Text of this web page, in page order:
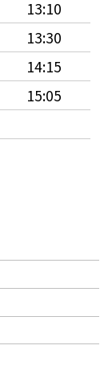
13:10
13:30
14:15
15:05